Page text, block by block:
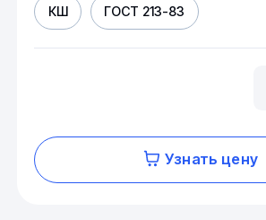
КШ ГОСТ 213-83
Узнать цену